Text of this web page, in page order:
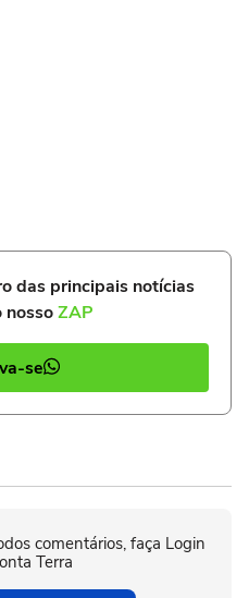
das principais notícias
nossoZAP
se
comentários, faça Login
Terra